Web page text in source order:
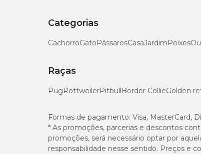
Categorias
CachorroGatoPássarosCasaJardimPeixes
Raças
PugRottweilerPitbullBorder CollieGolden
Formas de pagamento: Visa, MasterCard,
* As promoções, parcerias e descontos
promoções, será necessário optar por
responsabilidade nesse sentido. Preços e